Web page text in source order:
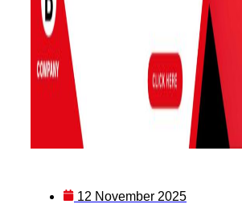
12 November 2025